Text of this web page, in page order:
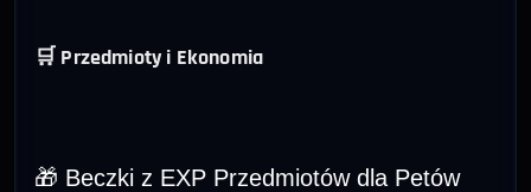
🛒 Przedmioty i Ekonomia
🎁 Beczki z EXP Przedmiotów dla Petów